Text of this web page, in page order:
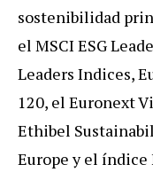
sostenibilidad
el MSCI ESG
Leaders Indices,
120, el Euronext
Ethibel
Europe y el índice